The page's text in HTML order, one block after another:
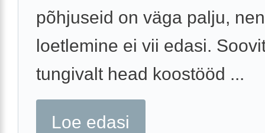
põhjuseid on väga palju,
loetlemine ei vii edasi.
tungivalt head koostööd ...
Loe edasi